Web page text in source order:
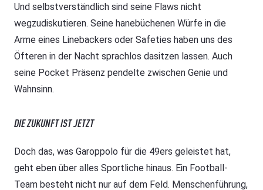
Und selbstverständlich sind seine Flaws nicht
wegzudiskutieren. Seine hanebüchenen Würfe in die
Arme eines Linebackers oder Safeties haben uns des
Öfteren in der Nacht sprachlos dasitzen lassen. Auch
seine Pocket Präsenz pendelte zwischen Genie und
Wahnsinn.
DIE ZUKUNFT IST JETZT
Doch das, was Garoppolo für die 49ers geleistet hat,
geht eben über alles Sportliche hinaus. Ein Football-
Team besteht nicht nur auf dem Feld. Menschenführung,